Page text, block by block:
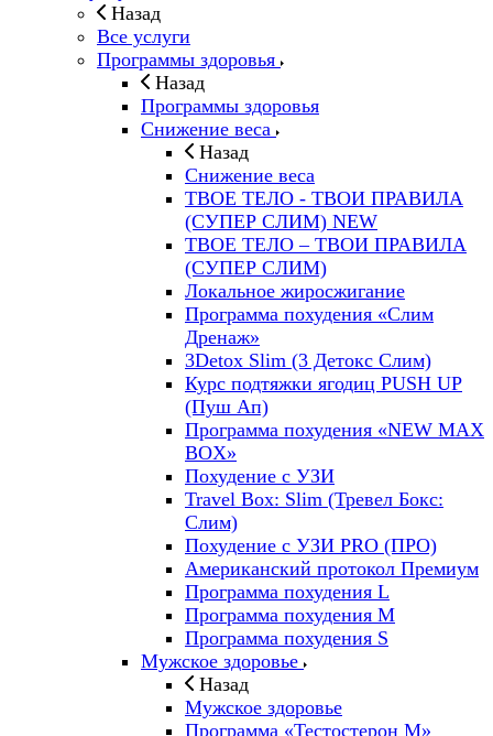
Назад
Все услуги
Программы здоровья
Назад
Программы здоровья
Снижение веса
Назад
Снижение веса
ТВОЕ ТЕЛО - ТВОИ ПРАВИЛА
(СУПЕР СЛИМ) NEW
ТВОЕ ТЕЛО – ТВОИ ПРАВИЛА
(СУПЕР СЛИМ)
Локальное жиросжигание
Программа похудения «Слим
Дренаж»
3Detox Slim (3 Детокс Слим)
Курс подтяжки ягодиц PUSH UP
(Пуш Ап)
Программа похудения «NEW MAX
BOX»
Похудение с УЗИ
Travel Box: Slim (Тревел Бокс:
Слим)
Похудение с УЗИ PRO (ПРО)
Американский протокол Премиум
Программа похудения L
Программа похудения M
Программа похудения S
Мужское здоровье
Назад
Мужское здоровье
Программа «Тестостерон M»